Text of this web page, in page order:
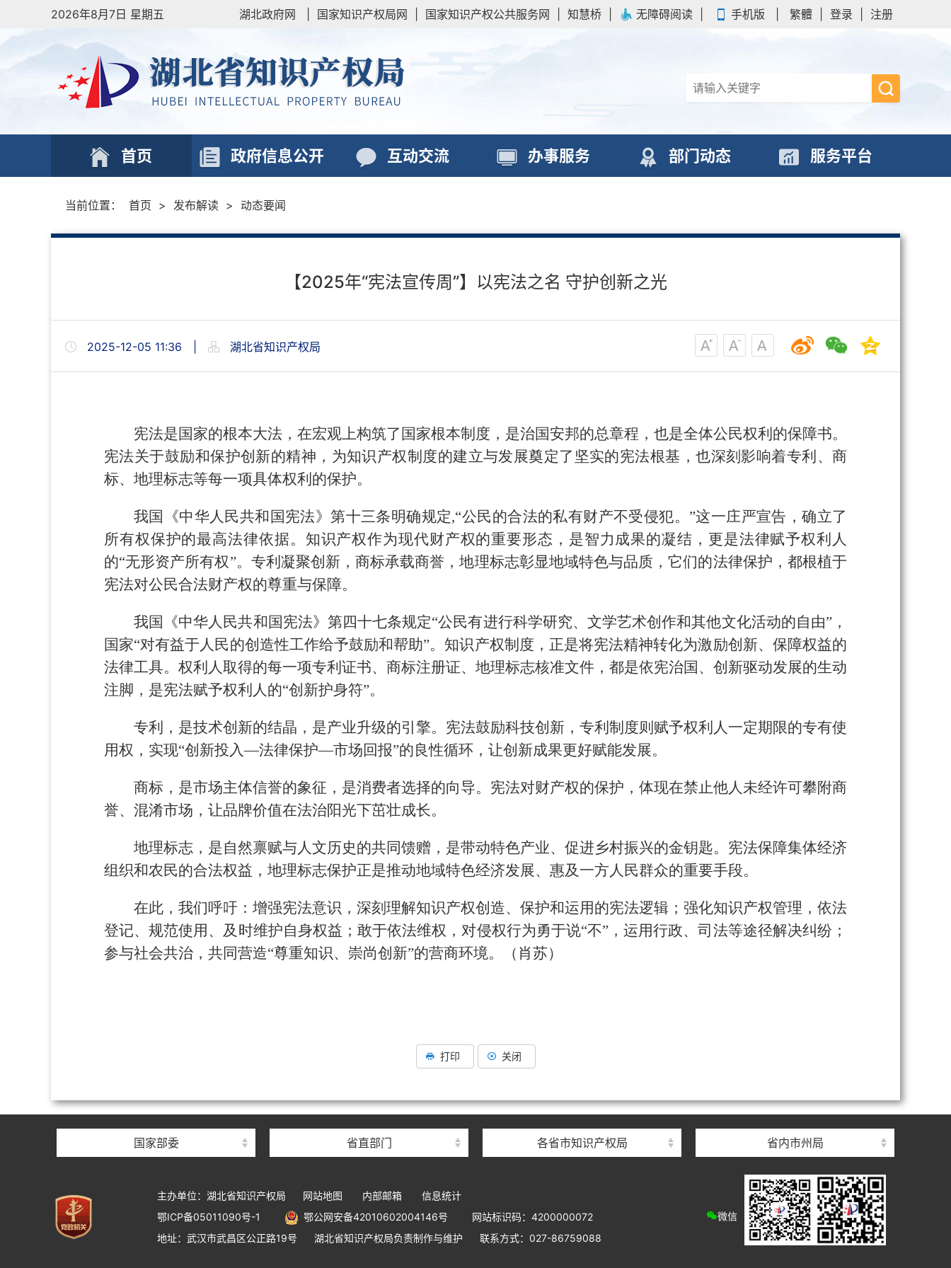
2026年8月7日 星期五 湖北政府网 国家知识产权局网 国家知识产权公共服务网 知慧桥 无障碍阅读 手机版 繁體 登录 注册
首页 政府信息公开 互动交流 办事服务 部门动态 服务平台
当前位置： 首页 > 发布解读 > 动态要闻
【2025年“宪法宣传周”】以宪法之名 守护创新之光
2025-12-05 11:36 湖北省知识产权局
宪法是国家的根本大法，在宏观上构筑了国家根本制度，是治国安邦的总章程，也是全体公民权利的保障书。
宪法关于鼓励和保护创新的精神，为知识产权制度的建立与发展奠定了坚实的宪法根基，也深刻影响着专利、商
标、地理标志等每一项具体权利的保护。
我国《中华人民共和国宪法》第十三条明确规定,“公民的合法的私有财产不受侵犯。”这一庄严宣告，确立了
所有权保护的最高法律依据。知识产权作为现代财产权的重要形态，是智力成果的凝结，更是法律赋予权利人
的“无形资产所有权”。专利凝聚创新，商标承载商誉，地理标志彰显地域特色与品质，它们的法律保护，都根植于
宪法对公民合法财产权的尊重与保障。
我国《中华人民共和国宪法》第四十七条规定“公民有进行科学研究、文学艺术创作和其他文化活动的自由”，
国家“对有益于人民的创造性工作给予鼓励和帮助”。知识产权制度，正是将宪法精神转化为激励创新、保障权益的
法律工具。权利人取得的每一项专利证书、商标注册证、地理标志核准文件，都是依宪治国、创新驱动发展的生动
注脚，是宪法赋予权利人的“创新护身符”。
专利，是技术创新的结晶，是产业升级的引擎。宪法鼓励科技创新，专利制度则赋予权利人一定期限的专有使
用权，实现“创新投入—法律保护—市场回报”的良性循环，让创新成果更好赋能发展。
商标，是市场主体信誉的象征，是消费者选择的向导。宪法对财产权的保护，体现在禁止他人未经许可攀附商
誉、混淆市场，让品牌价值在法治阳光下茁壮成长。
地理标志，是自然禀赋与人文历史的共同馈赠，是带动特色产业、促进乡村振兴的金钥匙。宪法保障集体经济
组织和农民的合法权益，地理标志保护正是推动地域特色经济发展、惠及一方人民群众的重要手段。
在此，我们呼吁：增强宪法意识，深刻理解知识产权创造、保护和运用的宪法逻辑；强化知识产权管理，依法
登记、规范使用、及时维护自身权益；敢于依法维权，对侵权行为勇于说“不”，运用行政、司法等途径解决纠纷；
参与社会共治，共同营造“尊重知识、崇尚创新”的营商环境。（肖苏）
打印 关闭
国家部委 省直部门 各省市知识产权局 省内市州局
主办单位：湖北省知识产权局 网站地图 内部邮箱
信息统计
鄂ICP备05011090号-1
鄂公网安备42010602004146号
网站标识码：4200000072
地址：武汉市武昌区公正路19号
湖北省知识产权局负责制作与维护 联系方式：027-86759088
微信